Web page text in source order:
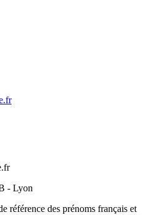
- Lyon
référence des prénoms français et